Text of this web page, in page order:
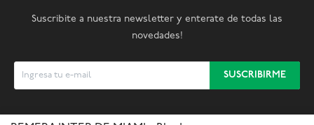
Suscribite a nuestra newsletter y enterate de todas las
novedades!
SUSCRIBIRME